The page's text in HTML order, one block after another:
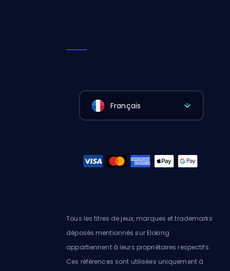
Français
Tous les titres de jeux, marques et trademarks
déposés mentionnés sur Eloking
appartiennent à leurs propriétaires respectifs.
Ces références sont utilisées uniquement à